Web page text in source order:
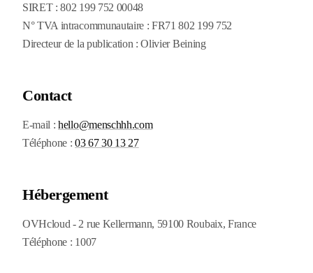
SIRET : 802 199 752 00048
N° TVA intracommunautaire : FR71 802 199 752
Directeur de la publication : Olivier Beining
Contact
E-mail :hello@menschhh.com
Téléphone :03 67 30 13 27
Hébergement
OVHcloud - 2 rue Kellermann, 59100 Roubaix, France
Téléphone : 1007